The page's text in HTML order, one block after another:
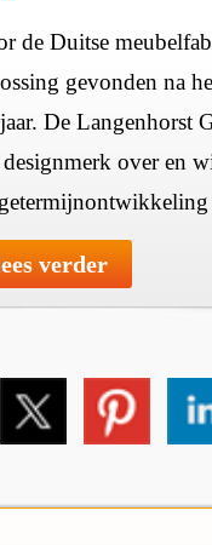
de Duitse
gevonden na
De Langenhorst
designmerk over en
verder